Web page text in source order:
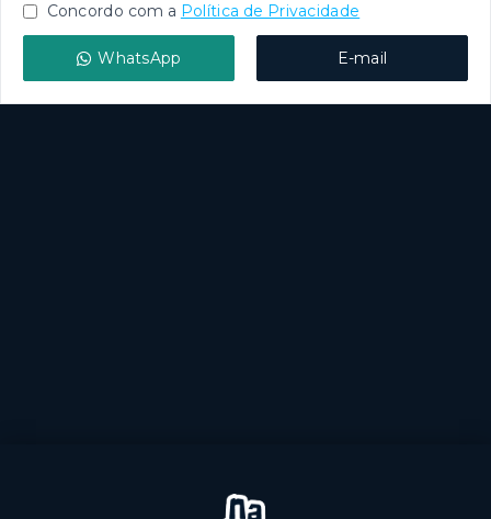
Concordo com a Política de Privacidade
WhatsApp E-mail